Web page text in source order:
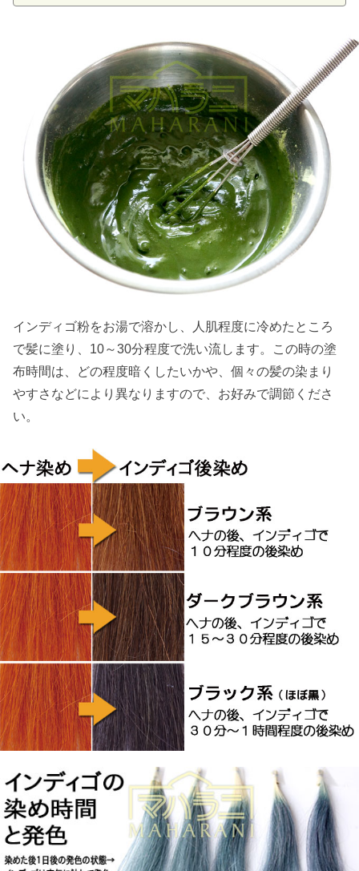
インディゴ粉をお湯で溶かし、人肌程度に冷めたところ
で髪に塗り、10～30分程度で洗い流します。この時の塗
布時間は、どの程度暗くしたいかや、個々の髪の染まり
やすさなどにより異なりますので、お好みで調節くださ
い。